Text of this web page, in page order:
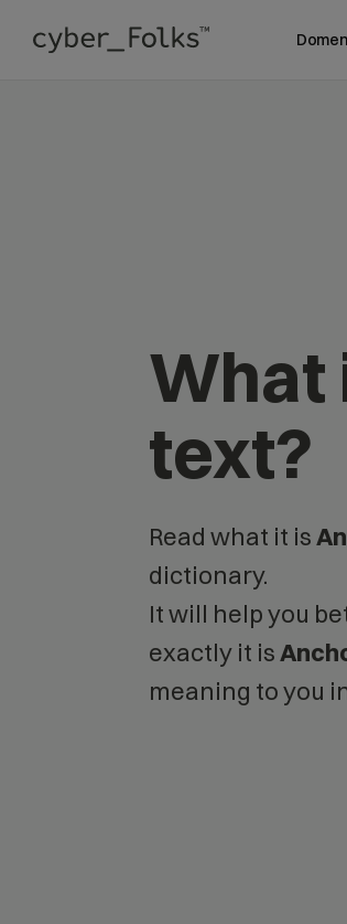
What
text?
Read what it is
dictionary.
It will help you
exactly it is
meaning to you